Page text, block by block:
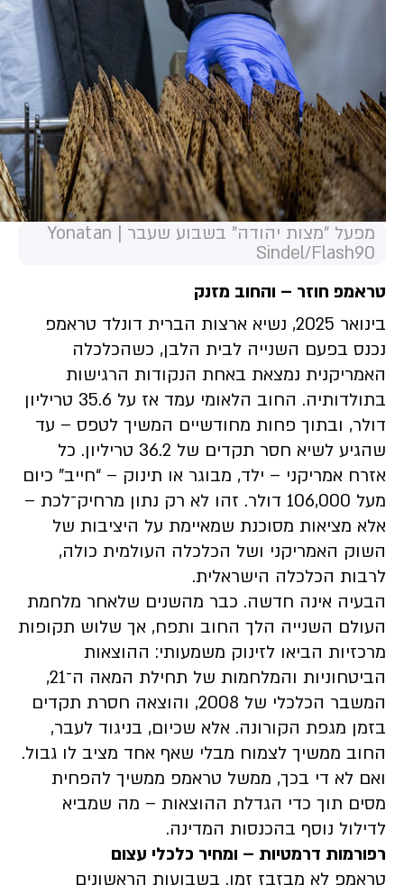
מפעל "מצות יהודה" בשבוע שעבר | Yonatan
Sindel/Flash90
טראמפ חוזר – והחוב מזנק
בינואר 2025, נשיא ארצות הברית דונלד טראמפ
נכנס בפעם השנייה לבית הלבן, כשהכלכלה
האמריקנית נמצאת באחת הנקודות הרגישות
בתולדותיה. החוב הלאומי עמד אז על 35.6 טריליון
דולר, ובתוך פחות מחודשיים המשיך לטפס – עד
שהגיע לשיא חסר תקדים של 36.2 טריליון. כל
אזרח אמריקני – ילד, מבוגר או תינוק – “חייב” כיום
מעל 106,000 דולר. זהו לא רק נתון מרחיק־לכת –
אלא מציאות מסוכנת שמאיימת על היציבות של
השוק האמריקני ושל הכלכלה העולמית כולה,
לרבות הכלכלה הישראלית.
הבעיה אינה חדשה. כבר מהשנים שלאחר מלחמת
העולם השנייה הלך החוב ותפח, אך שלוש תקופות
מרכזיות הביאו לזינוק משמעותי: ההוצאות
הביטחוניות והמלחמות של תחילת המאה ה־21,
המשבר הכלכלי של 2008, והוצאה חסרת תקדים
בזמן מגפת הקורונה. אלא שכיום, בניגוד לעבר,
החוב ממשיך לצמוח מבלי שאף אחד מציב לו גבול.
ואם לא די בכך, ממשל טראמפ ממשיך להפחית
מסים תוך כדי הגדלת ההוצאות – מה שמביא
לדילול נוסף בהכנסות המדינה.
רפורמות דרמטיות – ומחיר כלכלי עצום
טראמפ לא מבזבז זמן. בשבועות הראשונים